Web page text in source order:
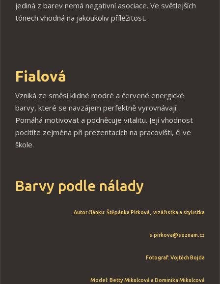
jediná z barev nemá negativní asociace. Ve světlejších
tónech vhodná na jakoukoliv příležitost.
Fialová
Vzniká ze směsi klidné modré a červené energické
barvy, které se navzájem perfektně vyrovnávají.
Pomáhá motivovat a podněcuje vitalitu. Její vhodnost
pocítíte zejména při prezentacích na pracovišti, či ve
škole.
Barvy podle nálady
Autor článku: Štěpánka Pírková, vizážistka a stylistka
s.pirkova@seznam.cz
Fotograf: Vojtěch Bojda
Model: Betty Mikulcová a Dominika Mikulcová